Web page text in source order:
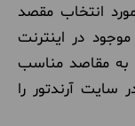
انتخاب مقصد
موجود در اینترنت
به مقاصد مناسب
آرندتور را